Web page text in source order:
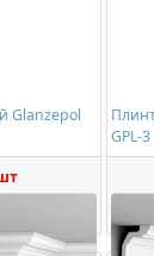
Glanzepol
GPL-3